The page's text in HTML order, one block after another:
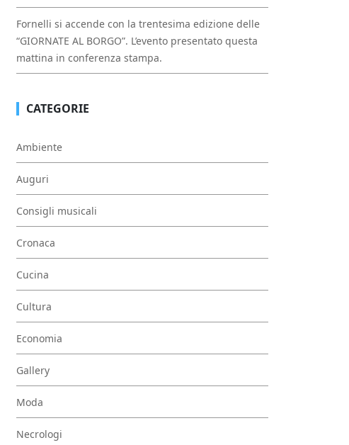
Fornelli si accende con la trentesima edizione delle
“GIORNATE AL BORGO”. L’evento presentato questa
mattina in conferenza stampa.
CATEGORIE
Ambiente
Auguri
Consigli musicali
Cronaca
Cucina
Cultura
Economia
Gallery
Moda
Necrologi